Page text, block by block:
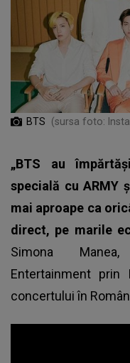
BTS (sursa foto:
„BTS au
specială cu ARMY
mai aproape ca
direct, pe marile
Simona
Entertainment prin
concertului în